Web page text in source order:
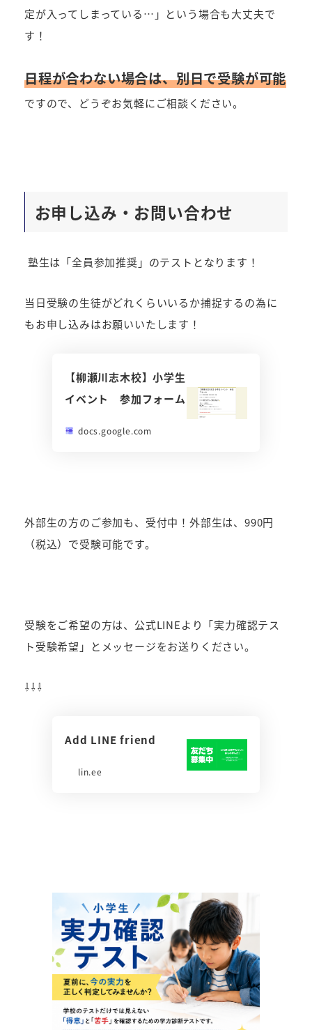
定が入ってしまっている…」という場合も大丈夫で
す！
日程が合わない場合は、別日で受験が可能
ですので、どうぞお気軽にご相談ください。
お申し込み・お問い合わせ
塾生は「全員参加推奨」のテストとなります！
当日受験の生徒がどれくらいいるか捕捉するの為に
もお申し込みはお願いいたします！
【柳瀬川志木校】小学生
イベント 参加フォーム
docs.google.com
外部生の方のご参加も、受付中！外部生は、990円
（税込）で受験可能です。
受験をご希望の方は、公式LINEより「実力確認テス
ト受験希望」とメッセージをお送りください。
⇩⇩⇩
Add LINE friend
lin.ee